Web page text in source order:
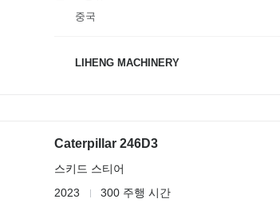
중국
LIHENG MACHINERY
Caterpillar 246D3
스키드 스티어
2023
300 주행 시간